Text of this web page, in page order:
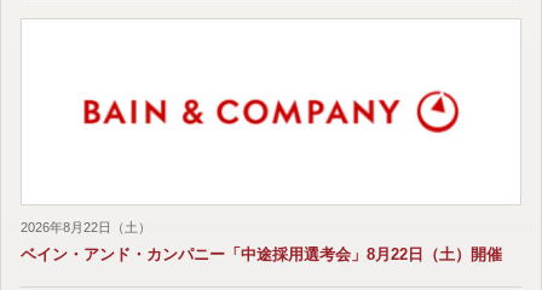
2026年8月22日（土）
ベイン・アンド・カンパニー「中途採用選考会」8月22日（土）開催